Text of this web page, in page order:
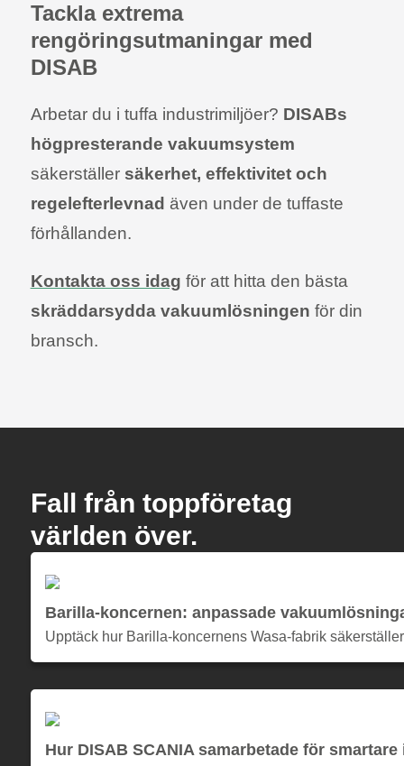
Tackla extrema
rengöringsutmaningar med
DISAB
Arbetar du i tuffa industrimiljöer? DISABs
högpresterande vakuumsystem
säkerställer säkerhet, effektivitet och
regelefterlevnad även under de tuffaste
förhållanden.
Kontakta oss idag för att hitta den bästa
skräddarsydda vakuumlösningen för din
bransch.
Fall från toppföretag
världen över.
Barilla-koncernen: anpassade
Upptäck hur Barilla-koncernens Wasa-fabrik
Hur DISAB SCANIA samarbetade för